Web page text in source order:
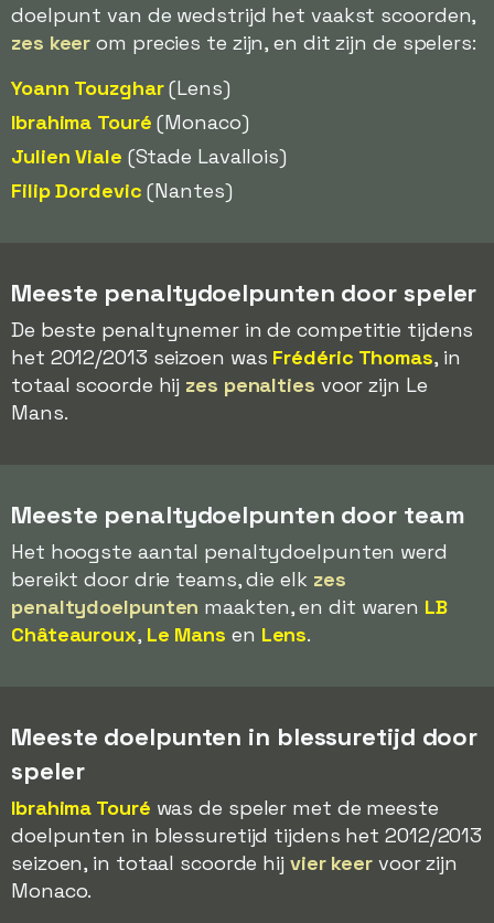
doelpunt van de wedstrijd het vaakst scoorden,
zes keer om precies te zijn, en dit zijn de spelers:
Yoann Touzghar(Lens)
Ibrahima Touré (Monaco)
Julien Viale (Stade Lavallois)
Filip Dordevic (Nantes)
Meeste penaltydoelpunten door speler
De beste penaltynemer in de competitie tijdens
het 2012/2013 seizoen was Frédéric Thomas, in
totaal scoorde hij zes penalties voor zijn Le
Mans.
Meeste penaltydoelpunten door team
Het hoogste aantal penaltydoelpunten werd
bereikt door drie teams, die elk zes
penaltydoelpunten maakten, en dit waren LB
Châteauroux, Le Mans en Lens.
Meeste doelpunten in blessuretijd door
speler
Ibrahima Touré was de speler met de meeste
doelpunten in blessuretijd tijdens het 2012/2013
seizoen, in totaal scoorde hij vier keer voor zijn
Monaco.